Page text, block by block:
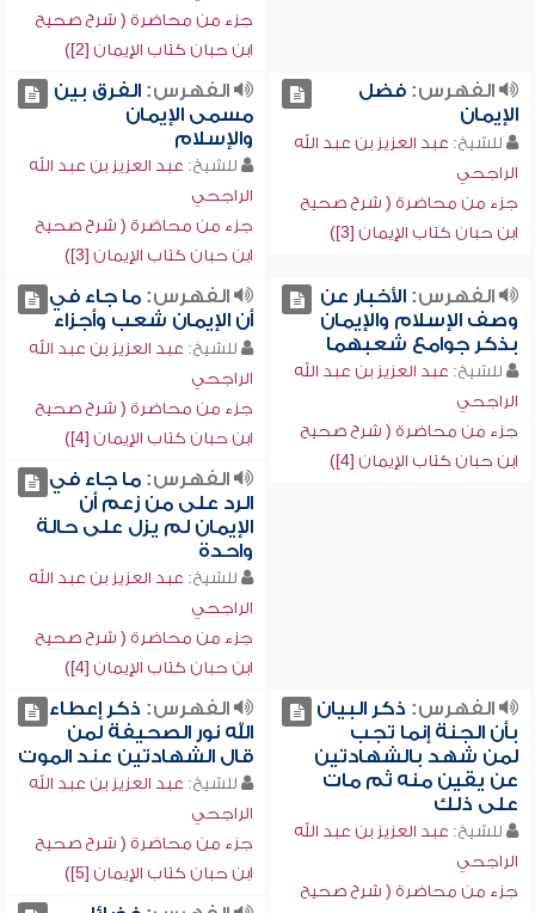
جزء من محاضرة ( شرح صحيح
ابن حبان كتاب الإيمان [2])
الفهرس:فضل
الإيمان
للشيخ: عبد العزيز بن عبد الله
الراجحي
جزء من محاضرة ( شرح صحيح
ابن حبان كتاب الإيمان [3])
الفهرس:الفرق بين
مسمى الإيمان
والإسلام
للشيخ: عبد العزيز بن عبد الله
الراجحي
جزء من محاضرة ( شرح صحيح
ابن حبان كتاب الإيمان [3])
الفهرس:الأخبار عن
وصف الإسلام والإيمان
بذكر جوامع شعبهما
للشيخ: عبد العزيز بن عبد الله
الراجحي
جزء من محاضرة ( شرح صحيح
ابن حبان كتاب الإيمان [4])
الفهرس:ما جاء في
أن الإيمان شعب وأجزاء
للشيخ: عبد العزيز بن عبد الله
الراجحي
جزء من محاضرة ( شرح صحيح
ابن حبان كتاب الإيمان [4])
الفهرس:ما جاء في
الرد على من زعم أن
الإيمان لم يزل على حالة
واحدة
للشيخ: عبد العزيز بن عبد الله
الراجحي
جزء من محاضرة ( شرح صحيح
ابن حبان كتاب الإيمان [4])
الفهرس: ذكر البيان
بأن الجنة إنما تجب
لمن شهد بالشهادتين
عن يقين منه ثم مات
على ذلك
للشيخ: عبد العزيز بن عبد الله
الراجحي
جزء من محاضرة ( شرح صحيح
الفهرس: ذكر إعطاء
الله نور الصحيفة لمن
قال الشهادتين عند الموت
للشيخ: عبد العزيز بن عبد الله
الراجحي
جزء من محاضرة ( شرح صحيح
ابن حبان كتاب الإيمان [5])